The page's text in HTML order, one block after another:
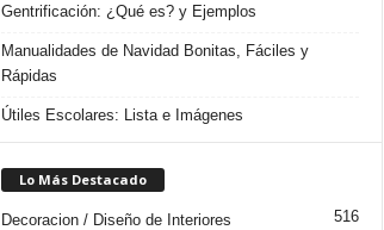
Gentrificación: ¿Qué es? y Ejemplos
Manualidades de Navidad Bonitas, Fáciles y
Rápidas
Útiles Escolares: Lista e Imágenes
Lo Más Destacado
Decoracion / Diseño de Interiores 516